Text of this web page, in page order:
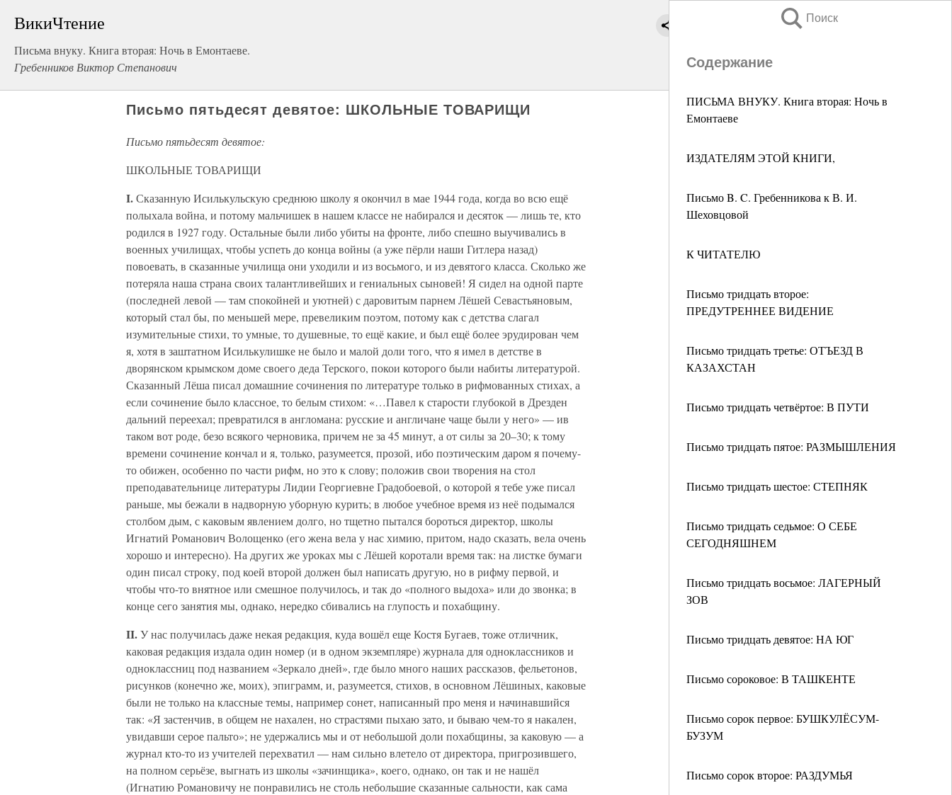
ВикиЧтение
Письма внуку. Книга вторая: Ночь в Емонтаеве.
Гребенников Виктор Степанович
Поиск
Содержание
ПИСЬМА ВНУКУ. Книга вторая: Ночь в
Емонтаеве
ИЗДАТЕЛЯМ ЭТОЙ КНИГИ,
Письмо B. C. Гребенникова к В. И.
Шеховцовой
К ЧИТАТЕЛЮ
Письмо тридцать второе:
ПРЕДУТРЕННЕЕ ВИДЕНИЕ
Письмо тридцать третье: ОТЪЕЗД В
КАЗАХСТАН
Письмо тридцать четвёртое: В ПУТИ
Письмо тридцать пятое: РАЗМЫШЛЕНИЯ
Письмо тридцать шестое: СТЕПНЯК
Письмо тридцать седьмое: О СЕБЕ
СЕГОДНЯШНЕМ
Письмо тридцать восьмое: ЛАГЕРНЫЙ
ЗОВ
Письмо тридцать девятое: НА ЮГ
Письмо сороковое: В ТАШКЕНТЕ
Письмо сорок первое: БУШКУЛЁСУМ-
БУЗУМ
Письмо сорок второе: РАЗДУМЬЯ
Письмо пятьдесят девятое: ШКОЛЬНЫЕ ТОВАРИЩИ
Письмо пятьдесят девятое:
ШКОЛЬНЫЕ ТОВАРИЩИ
I.Сказанную Исилькульскую среднюю школу я окончил в мае 1944 года, когда во всю ещё
полыхала война, и потому мальчишек в нашем классе не набирался и десяток — лишь те, кто
родился в 1927 году. Остальные были либо убиты на фронте, либо спешно выучивались в
военных училищах, чтобы успеть до конца войны (а уже пёрли наши Гитлера назад)
повоевать, в сказанные училища они уходили и из восьмого, и из девятого класса. Сколько же
потеряла наша страна своих талантливейших и гениальных сыновей! Я сидел на одной парте
(последней левой — там спокойней и уютней) с даровитым парнем Лёшей Севастьяновым,
который стал бы, по меньшей мере, превеликим поэтом, потому как с детства слагал
изумительные стихи, то умные, то душевные, то ещё какие, и был ещё более эрудирован чем
я, хотя в заштатном Исилькулишке не было и малой доли того, что я имел в детстве в
дворянском крымском доме своего деда Терского, покои которого были набиты литературой.
Сказанный Лёша писал домашние сочинения по литературе только в рифмованных стихах, а
если сочинение было классное, то белым стихом: «…Павел к старости глубокой в Дрезден
дальний переехал; превратился в англомана: русские и англичане чаще были у него» — ив
таком вот роде, безо всякого черновика, причем не за 45 минут, а от силы за 20–30; к тому
времени сочинение кончал и я, только, разумеется, прозой, ибо поэтическим даром я почему-
то обижен, особенно по части рифм, но это к слову; положив свои творения на стол
преподавательнице литературы Лидии Георгиевне Градобоевой, о которой я тебе уже писал
раньше, мы бежали в надворную уборную курить; в любое учебное время из неё подымался
столбом дым, с каковым явлением долго, но тщетно пытался бороться директор, школы
Игнатий Романович Волощенко (его жена вела у нас химию, притом, надо сказать, вела очень
хорошо и интересно). На других же уроках мы с Лёшей коротали время так: на листке бумаги
один писал строку, под коей второй должен был написать другую, но в рифму первой, и
чтобы что-то внятное или смешное получилось, и так до «полного выдоха» или до звонка; в
конце сего занятия мы, однако, нередко сбивались на глупость и похабщину.
II.У нас получилась даже некая редакция, куда вошёл еще Костя Бугаев, тоже отличник,
каковая редакция издала один номер (и в одном экземпляре) журнала для одноклассников и
одноклассниц под названием «Зеркало дней», где было много наших рассказов, фельетонов,
рисунков (конечно же, моих), эпиграмм, и, разумеется, стихов, в основном Лёшиных, каковые
были не только на классные темы, например сонет, написанный про меня и начинавшийся
так: «Я застенчив, в общем не нахален, но страстями пыхаю зато, и бываю чем-то я накален,
увидавши серое пальто»; не удержались мы и от небольшой доли похабщины, за каковую — а
журнал кто-то из учителей перехватил — нам сильно влетело от директора, пригрозившего,
на полном серьёзе, выгнать из школы «зачинщика», коего, однако, он так и не нашёл
(Игнатию Романовичу не понравились не столь небольшие сказанные сальности, как сама